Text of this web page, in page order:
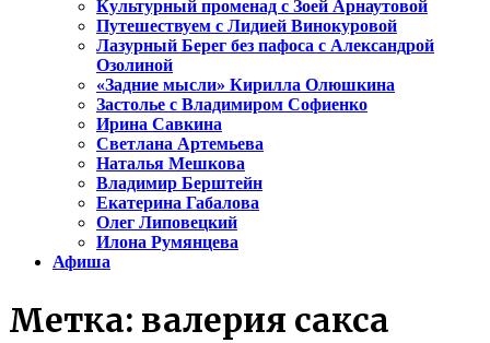
Культурный променад с Зоей Арнаутовой
Путешествуем с Лидией Винокуровой
Лазурный Берег без пафоса с Александрой
Озолиной
«Задние мысли» Кирилла Олюшкина
Застолье с Владимиром Софиенко
Ирина Савкина
Светлана Артемьева
Наталья Мешкова
Владимир Берштейн
Екатерина Габалова
Олег Липовецкий
Илона Румянцева
Афиша
Метка: валерия сакса